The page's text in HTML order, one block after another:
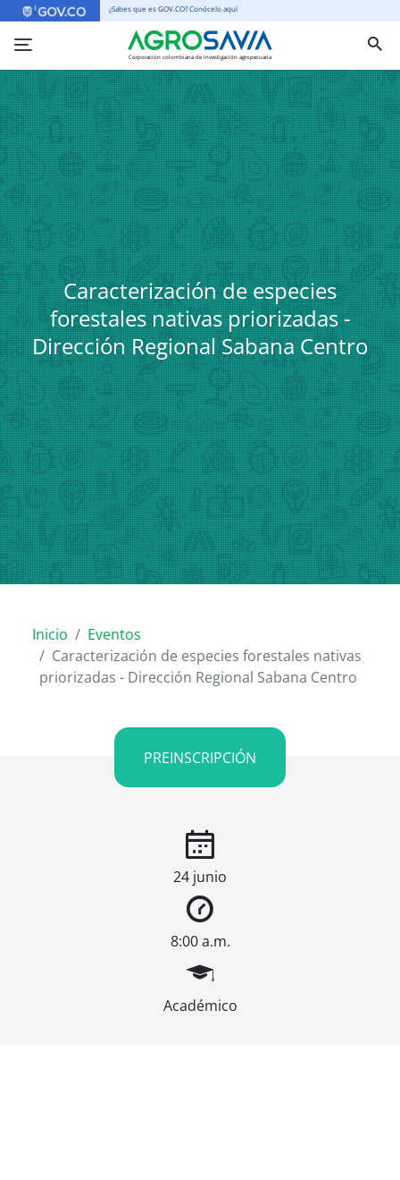
¿Sabes que es GOV.CO? Conócelo aquí
Corporación colombiana de investigación agropecuaria
Caracterización de especies
forestales nativas priorizadas -
Dirección Regional Sabana Centro
Inicio
Eventos
Caracterización de especies forestales nativas
priorizadas - Dirección Regional Sabana Centro